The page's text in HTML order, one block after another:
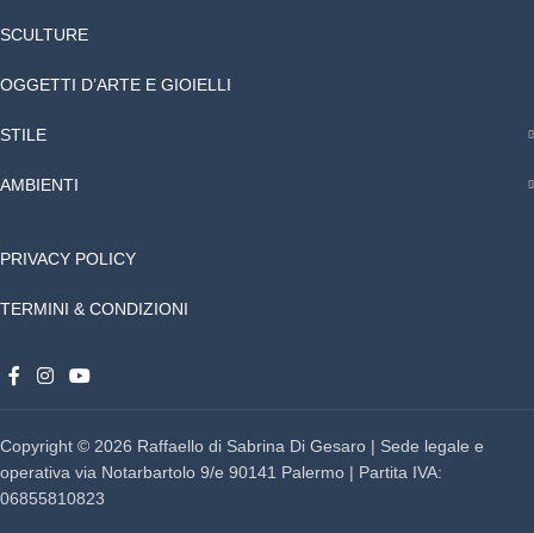
SCULTURE
OGGETTI D’ARTE E GIOIELLI
STILE
AMBIENTI
PRIVACY POLICY
TERMINI & CONDIZIONI
Copyright © 2026 Raffaello di Sabrina Di Gesaro | Sede legale e
operativa via Notarbartolo 9/e 90141 Palermo | Partita IVA:
06855810823